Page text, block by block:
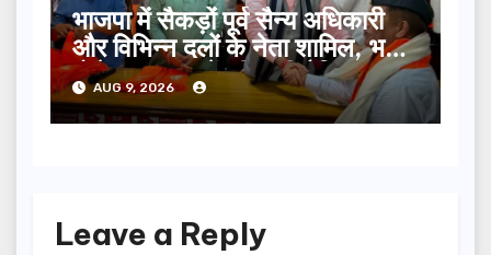
भाजपा में सैकड़ों पूर्व सैन्य अधिकारी
और विभिन्न दलों के नेता शामिल, भट्ट
बोले- 2027 में जीत की हैट्रिक
लगाएगी पार्टी
AUG 9, 2026
Leave a Reply